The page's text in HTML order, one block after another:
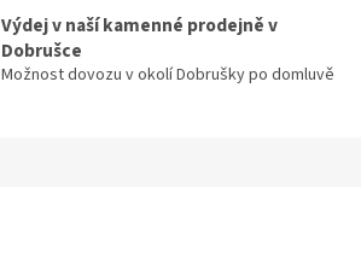
Výdej v naší kamenné prodejně v
Dobrušce
Možnost dovozu v okolí Dobrušky po domluvě